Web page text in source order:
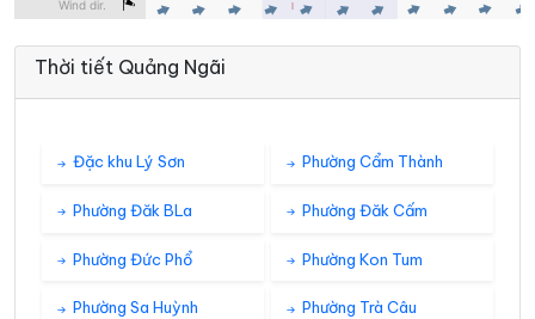
Thời tiết Quảng Ngãi
Đặc khu Lý Sơn Phường Cẩm Thành
Phường Đăk BLa Phường Đăk Cấm
Phường Đức Phổ Phường Kon Tum
Phường Sa Huỳnh Phường Trà Câu